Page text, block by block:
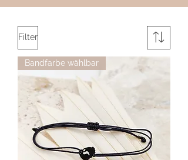
Filter
Bandfarbe wählbar